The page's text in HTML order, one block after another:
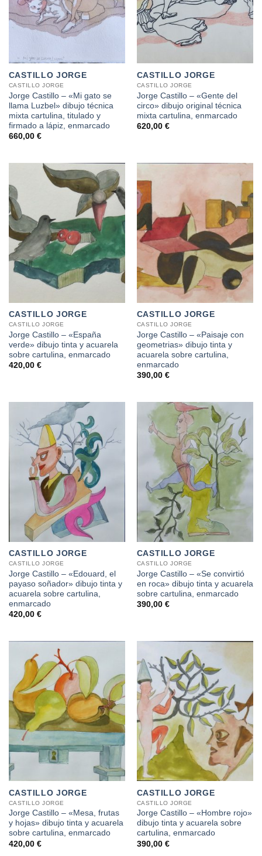
CASTILLO JORGE
CASTILLO JORGE
Jorge Castillo – «Mi gato se
llama Luzbel» dibujo técnica
mixta cartulina, titulado y
firmado a lápiz, enmarcado
660,00 €
CASTILLO JORGE
CASTILLO JORGE
Jorge Castillo – «Gente del
circo» dibujo original técnica
mixta cartulina, enmarcado
620,00 €
CASTILLO JORGE
CASTILLO JORGE
Jorge Castillo – «España
verde» dibujo tinta y acuarela
sobre cartulina, enmarcado
420,00 €
CASTILLO JORGE
CASTILLO JORGE
Jorge Castillo – «Paisaje con
geometrias» dibujo tinta y
acuarela sobre cartulina,
enmarcado
390,00 €
CASTILLO JORGE
CASTILLO JORGE
Jorge Castillo – «Edouard, el
payaso soñador» dibujo tinta y
acuarela sobre cartulina,
enmarcado
420,00 €
CASTILLO JORGE
CASTILLO JORGE
Jorge Castillo – «Se convirtió
en roca» dibujo tinta y acuarela
sobre cartulina, enmarcado
390,00 €
CASTILLO JORGE
CASTILLO JORGE
Jorge Castillo – «Mesa, frutas
y hojas» dibujo tinta y acuarela
sobre cartulina, enmarcado
420,00 €
CASTILLO JORGE
CASTILLO JORGE
Jorge Castillo – «Hombre rojo»
dibujo tinta y acuarela sobre
cartulina, enmarcado
390,00 €